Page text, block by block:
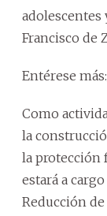
adolescentes
Francisco de
Entérese más:
Como
la
la protección
estará a
Reducción de